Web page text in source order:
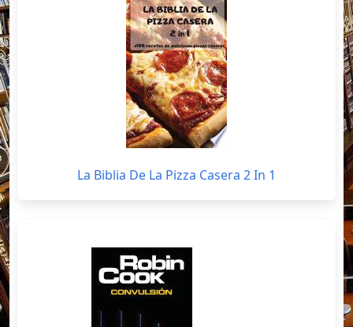
La Biblia De La Pizza Casera 2 In 1